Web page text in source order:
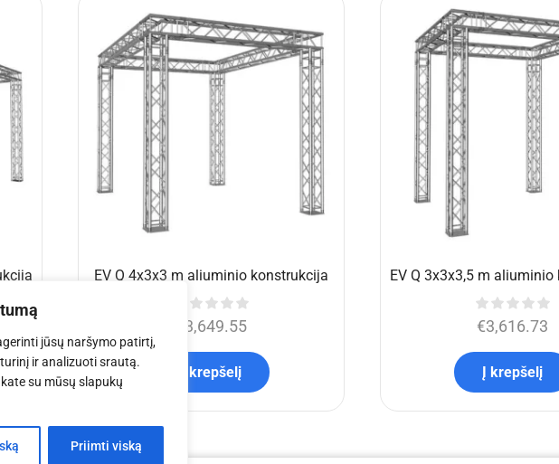
jūsų naršymo patirtį,
ir analizuoti srautą.
su mūsų slapukų
Priimti viską
Choro pakyla 6×1,5 m su tvorelėmis
(komplektas)
€5,773.90 €
Į krepšelį
GPP Stages Podestas
2×0,5 m
303.19
Į krepšelį
Jums taip pat gali